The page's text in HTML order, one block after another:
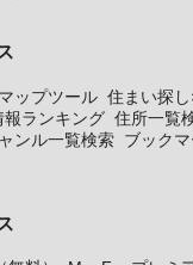
マップツール 住まい探
報ランキング 住所一覧
ンル一覧検索 ブックマ